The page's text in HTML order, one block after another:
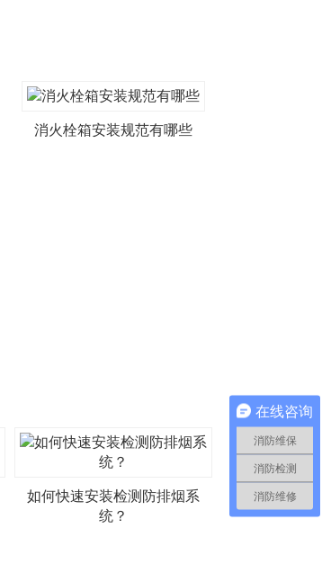
消火栓箱安装规范有哪些
如何快速安装检测防排烟系
统？
在线咨询
消防维保
消防检测
消防维修